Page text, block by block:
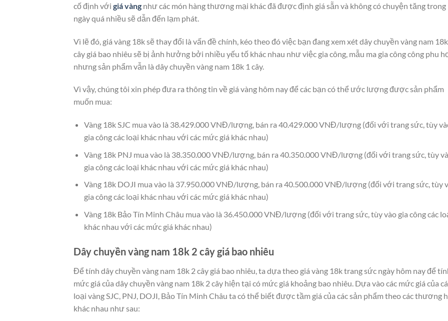
cố định với giá vàng như các món hàng thương mại khác đã được định giá sẵn và không có chuyện tăng trong
ngày quá nhiều sẽ dẫn đến lạm phát.
Vì lẽ đó, giá vàng 18k sẽ thay đổi là vấn đề chính, kéo theo đó việc bạn đang xem xét dây chuyền vàng nam
cây giá bao nhiêu sẽ bị ảnh hưởng bởi nhiều yếu tố khác nhau như việc gia công, mẫu ma gia công công phu
nhưng sản phẩm vẫn là dây chuyền vàng nam 18k 1 cây.
Vì vậy, chúng tôi xin phép đưa ra thông tin về giá vàng hôm nay để các bạn có thể ước lượng được sản phẩm
muốn mua:
Vàng 18k SJC mua vào là 38.429.000 VNĐ/lượng, bán ra 40.429.000 VNĐ/lượng (đối với trang sức, tùy
gia công các loại khác nhau với các mức giá khác nhau)
Vàng 18k PNJ mua vào là 38.350.000 VNĐ/lượng, bán ra 40.350.000 VNĐ/lượng (đối với trang sức, tùy
gia công các loại khác nhau với các mức giá khác nhau)
Vàng 18k DOJI mua vào là 37.950.000 VNĐ/lượng, bán ra 40.500.000 VNĐ/lượng (đối với trang sức, tùy
gia công các loại khác nhau với các mức giá khác nhau)
Vàng 18k Bảo Tín Minh Châu mua vào là 36.450.000 VNĐ/lượng (đối với trang sức, tùy vào gia công các
khác nhau với các mức giá khác nhau)
Dây chuyền vàng nam 18k 2 cây giá bao nhiêu
Để tính dây chuyền vàng nam 18k 2 cây giá bao nhiêu, ta dựa theo giá vàng 18k trang sức ngày hôm nay để
mức giá của dây chuyền vàng nam 18k 2 cây hiện tại có mức giá khoảng bao nhiêu. Dựa vào các mức giá của
loại vàng SJC, PNJ, DOJI, Bảo Tín Minh Châu ta có thể biết được tầm giá của các sản phẩm theo các thương
khác nhau như sau: